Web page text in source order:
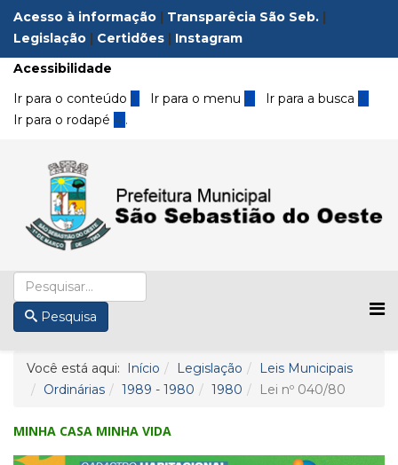
Acesso à informação | Transparêcia São Seb. |
Legislação | Certidões | Instagram
Acessibilidade
Ir para o conteúdo 1 Ir para o menu 2 Ir para a busca3
Ir para o rodapé 4 .
Pesquisa
Você está aqui: Início Legislação
Leis Municipais
Ordinárias
1989 - 1980 1980 Lei nº 040/80
MINHA CASA MINHA VIDA